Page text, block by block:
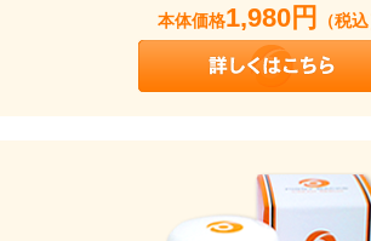
本体価格1,980円 （税込